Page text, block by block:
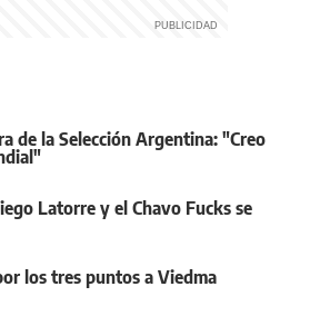
de la Selección Argentina: "Creo
Latorre y el Chavo Fucks se
los tres puntos a Viedma